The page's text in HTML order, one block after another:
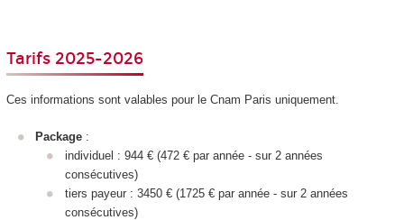
Tarifs 2025-2026
Ces informations sont valables pour le Cnam Paris uniquement.
Package :
individuel : 944 € (472 € par année - sur 2 années
consécutives)
tiers payeur : 3450 € (1725 € par année - sur 2 années
consécutives)